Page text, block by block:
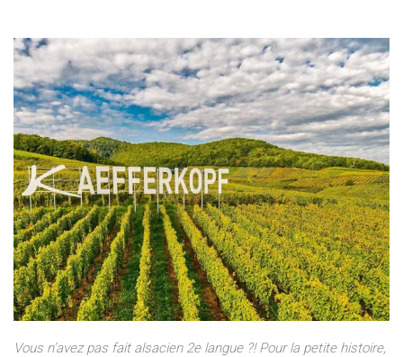
Vous n’avez pas fait alsacien 2e langue ?! Pour la petite histoire,